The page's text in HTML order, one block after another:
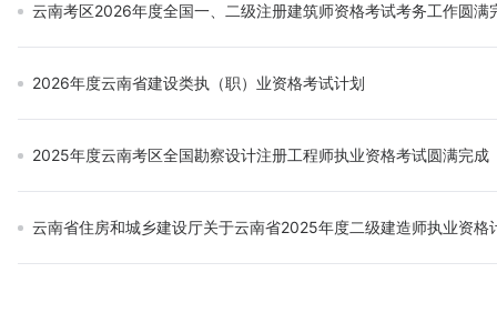
云南考区2026年度全国一、二级注册建筑师资格考试考务工作圆满
2026年度云南省建设类执（职）业资格考试计划
2025年度云南考区全国勘察设计注册工程师执业资格考试圆满完成
云南省住房和城乡建设厅关于云南省2025年度二级建造师执业资格